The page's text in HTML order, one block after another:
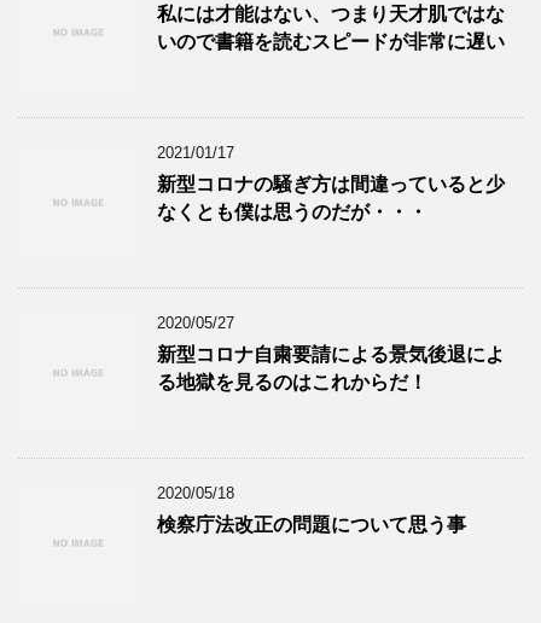
私には才能はない、つまり天才肌ではな
いので書籍を読むスピードが非常に遅い
2021/01/17
新型コロナの騒ぎ方は間違っていると少
なくとも僕は思うのだが・・・
2020/05/27
新型コロナ自粛要請による景気後退によ
る地獄を見るのはこれからだ！
2020/05/18
検察庁法改正の問題について思う事